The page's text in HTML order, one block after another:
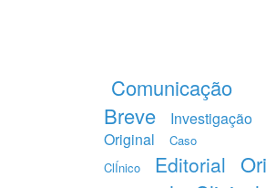
Comunicação
Breve
Investigação
Original
Caso
ClÍnico
Editorial